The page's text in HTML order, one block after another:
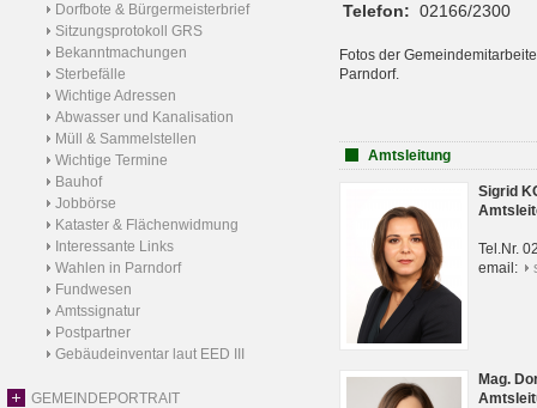
Dorfbote & Bürgermeisterbrief
Sitzungsprotokoll GRS
Bekanntmachungen
Sterbefälle
Wichtige Adressen
Abwasser und Kanalisation
Müll & Sammelstellen
Wichtige Termine
Bauhof
Jobbörse
Kataster & Flächenwidmung
Interessante Links
Wahlen in Parndorf
Fundwesen
Amtssignatur
Postpartner
Gebäudeinventar laut EED III
GEMEINDEPORTRAIT
Telefon: 02166/2300
Fotos der
Parndorf.
Amtsleitung
Sigrid
Tel.Nr.
email:
Mag.